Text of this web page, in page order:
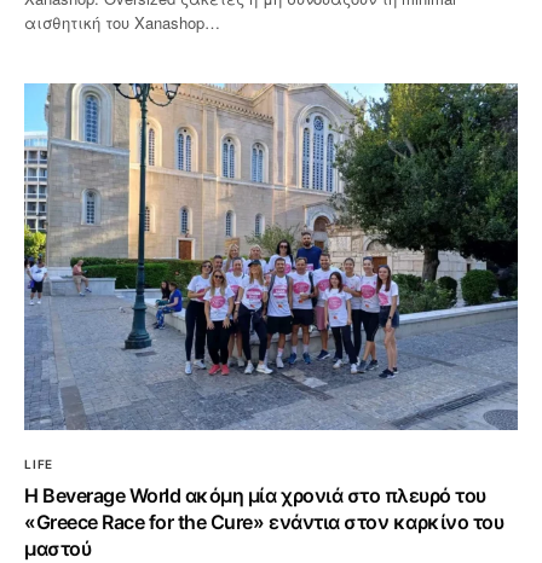
αισθητική του Xanashop…
LIFE
Η Beverage World ακόμη μία χρονιά στο πλευρό του
«Greece Race for the Cure» ενάντια στον καρκίνο του
μαστού